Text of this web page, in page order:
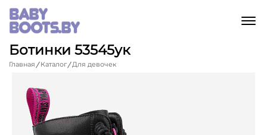
Ботинки 53545ук
Главная Каталог Для девочек